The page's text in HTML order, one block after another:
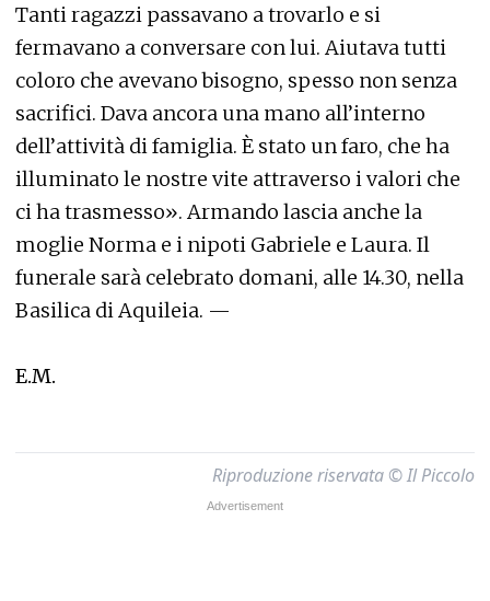
Tanti ragazzi passavano a trovarlo e si
fermavano a conversare con lui. Aiutava tutti
coloro che avevano bisogno, spesso non senza
sacrifici. Dava ancora una mano all’interno
dell’attività di famiglia. È stato un faro, che ha
illuminato le nostre vite attraverso i valori che
ci ha trasmesso». Armando lascia anche la
moglie Norma e i nipoti Gabriele e Laura. Il
funerale sarà celebrato domani, alle 14.30, nella
Basilica di Aquileia. —
E.M.
Riproduzione riservata © Il Piccolo